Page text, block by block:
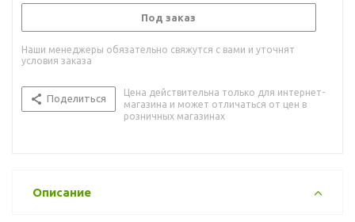
Под заказ
Наши менеджеры обязательно свяжутся с вами и уточнят
условия заказа
Поделиться
Цена действительна только для интернет-
магазина и может отличаться от цен в
розничных магазинах
Описание